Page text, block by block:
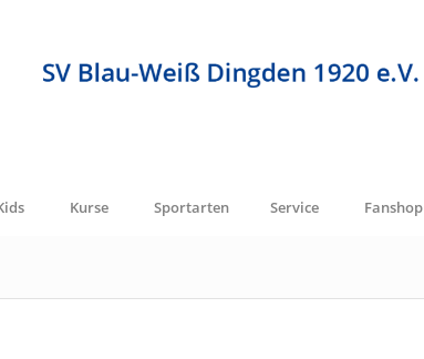
Kurse Sportarten Service Fanshop